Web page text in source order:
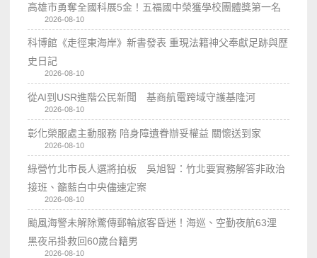
高雄市勇奪全國科展5金！五福國中榮獲學校團體獎第一名
2026-08-10
科博館《走徑東海岸》新書發表 重現法籍神父奉獻足跡與歷
史日記
2026-08-10
從AI到USR進階公民新聞 基商航電跨域守護基隆河
2026-08-10
彰化榮服處主動服務 陪身障遺眷辦妥權益 關懷送到家
2026-08-10
綠營竹北市長人選將拍板 吳旭智：竹北要實務解答非政治
接班、籲藍白中央儘速定案
2026-08-10
颱風海警未解除驚傳郵輪旅客昏迷！海巡、空勤夜航63浬
黑夜吊掛救回60歲台籍男
2026-08-10